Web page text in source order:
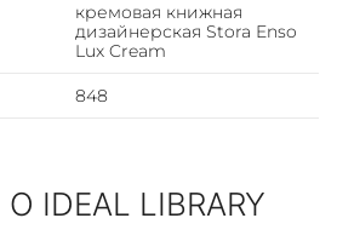
кремовая книжная
дизайнерская Stora Enso
Lux Cream
848
IDEAL LIBRARY